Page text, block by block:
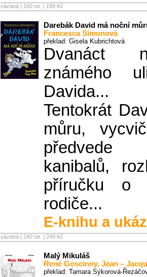
vázaná | 160 str. | 199 Kč
Darebák David má noční
Francesca Simonová
překlad: Gisela Kubrichtová
Dvanáct
známého
Davida...
Tentokrát
můru,
předvede
kanibalů,
příručku o
rodiče...
E-knihu a
vázaná | 240 str. | 249 Kč
Malý Mikuláš
René Goscinny, Jean –
překlad: Tamara Sýkorová-